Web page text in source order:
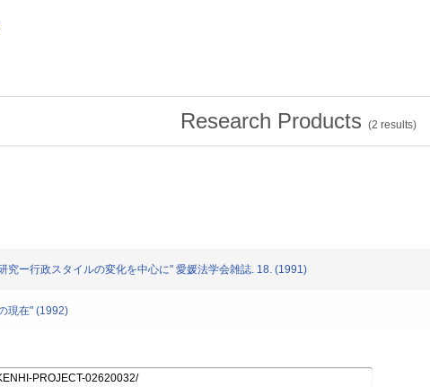
Research Products (2 results)
究ー行政スタイルの変化を中心に" 愛媛法学会雑誌. 18. (1991)
現在" (1992)